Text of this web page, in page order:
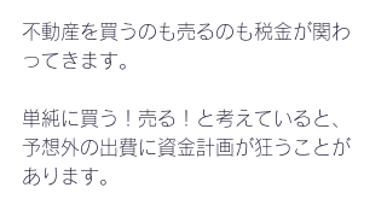
不動産を買うのも売るのも税金が関わ
ってきます。
単純に買う！売る！と考えていると、
予想外の出費に資金計画が狂うことが
あります。